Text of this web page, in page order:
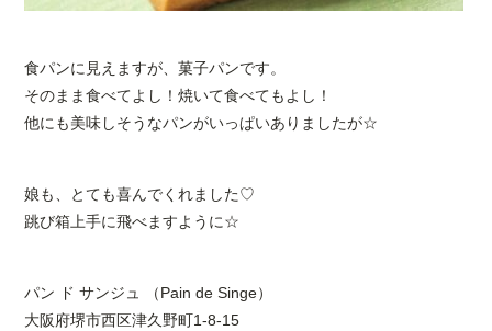
食パンに見えますが、菓子パンです。
そのまま食べてよし！焼いて食べてもよし！
他にも美味しそうなパンがいっぱいありましたが☆
娘も、とても喜んでくれました♡
跳び箱上手に飛べますように☆
パン ド サンジュ （Pain de Singe）
大阪府堺市西区津久野町1-8-15